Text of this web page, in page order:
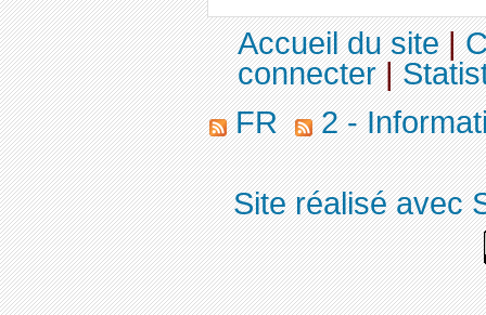
Accueil du site|
connecter|
FR
2 -
Site réalisé avec